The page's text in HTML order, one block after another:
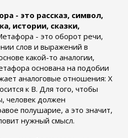
- это рассказ, символ,
истории, сказки,
- это оборот речи,
слов и выражений в
какой-то аналогии,
основана на подобии
аналоговые отношения: Х
к В. Для того, чтобы
человек должен
полушарие, а это значит,
нужный смысл.